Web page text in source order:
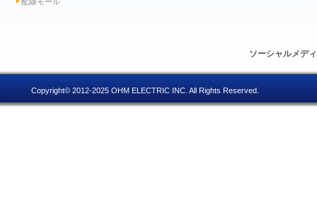
ソーシャルメデ
Copyright© 2012-2025 OHM ELECTRIC INC. All Rights Reserved.